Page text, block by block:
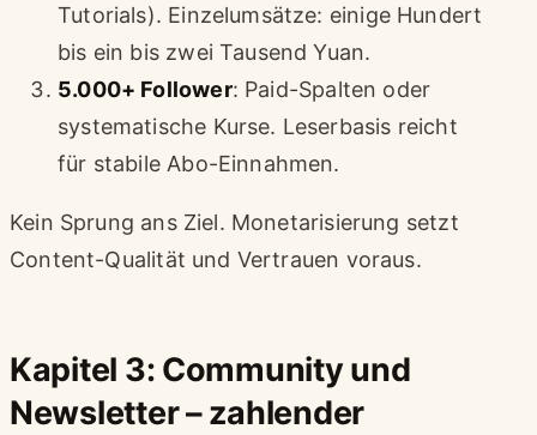
Tutorials). Einzelumsätze: einige Hundert
bis ein bis zwei Tausend Yuan.
5.000+ Follower: Paid-Spalten oder
systematische Kurse. Leserbasis reicht
für stabile Abo-Einnahmen.
Kein Sprung ans Ziel. Monetarisierung setzt
Content-Qualität und Vertrauen voraus.
Kapitel 3: Community und
Newsletter – zahlender